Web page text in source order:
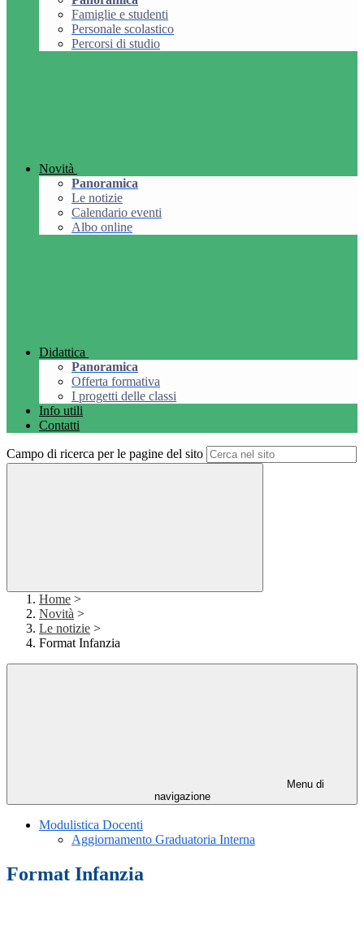
Famiglie e studenti
Personale scolastico
Percorsi di studio
Novità
Panoramica
Le notizie
Calendario eventi
Albo online
Didattica
Panoramica
Offerta formativa
I progetti delle classi
Info utili
Contatti
Campo di ricerca per le pagine del sito
Home >
Novità >
Le notizie >
Format Infanzia
Menu di
navigazione
Modulistica Docenti
Aggiornamento Graduatoria Interna
Format Infanzia